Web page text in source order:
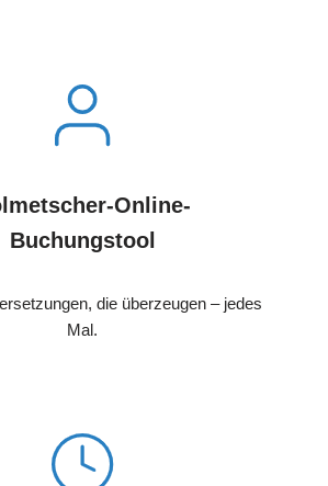
Online-
Buchungstool
die überzeugen – jedes
Mal.